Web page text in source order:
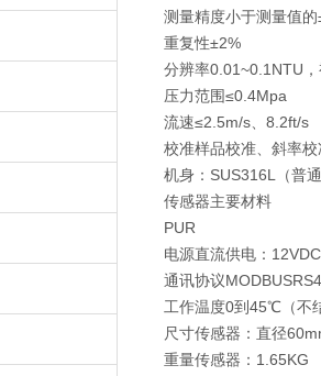
测量精度小于测量值
重复性±2%
分辨率0.01~0.1NTU
压力范围≤0.4Mpa
流速≤2.5m/s、8.2ft/s
校准样品校准、斜率校
机身：SUS316L（普
传感器主要材料
PUR
电源直流供电：12VDC
通讯协议
工作温度0到45℃（不
尺寸传感器：直径
重量传感器：1.65KG